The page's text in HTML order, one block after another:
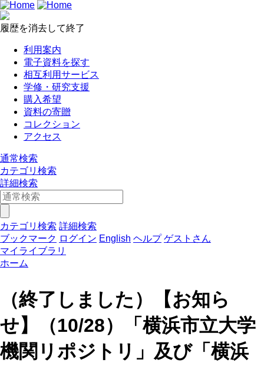
履歴を消去して終了
利用案内
電子資料を探す
相互利用サービス
学修・研究支援
購入希望
資料の寄贈
コレクション
アクセス
通常検索
カテゴリ検索
詳細検索
カテゴリ検索 詳細検索
ブックマーク ログイン English ヘルプ ゲストさん
マイライブラリ
ホーム
（終了しました）【お知ら
せ】（10/28）「横浜市立大学
機関リポジトリ」及び「横浜